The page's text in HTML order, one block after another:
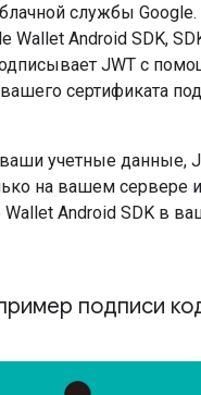
службы Google.
Wallet Android SDK,
JWT с
сертификата
учетные данные,
на вашем сервере
Android SDK в
подписи